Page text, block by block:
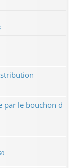
par le bouchon d